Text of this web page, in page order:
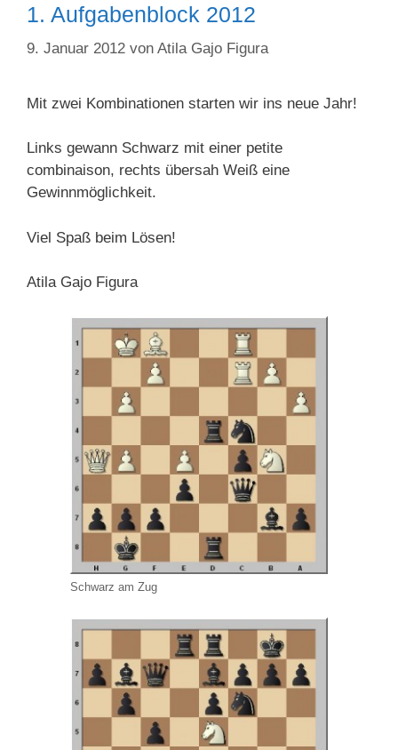
1. Aufgabenblock 2012
9. Januar 2012 von Atila Gajo Figura
Mit zwei Kombinationen starten wir ins neue Jahr!
Links gewann Schwarz mit einer petite
combinaison, rechts übersah Weiß eine
Gewinnmöglichkeit.
Viel Spaß beim Lösen!
Atila Gajo Figura
Schwarz am Zug